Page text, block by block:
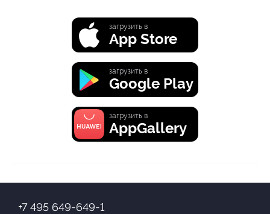
загрузить в
App Store
загрузить в
Google Play
загрузить в
AppGallery
+7 495 649-649-1